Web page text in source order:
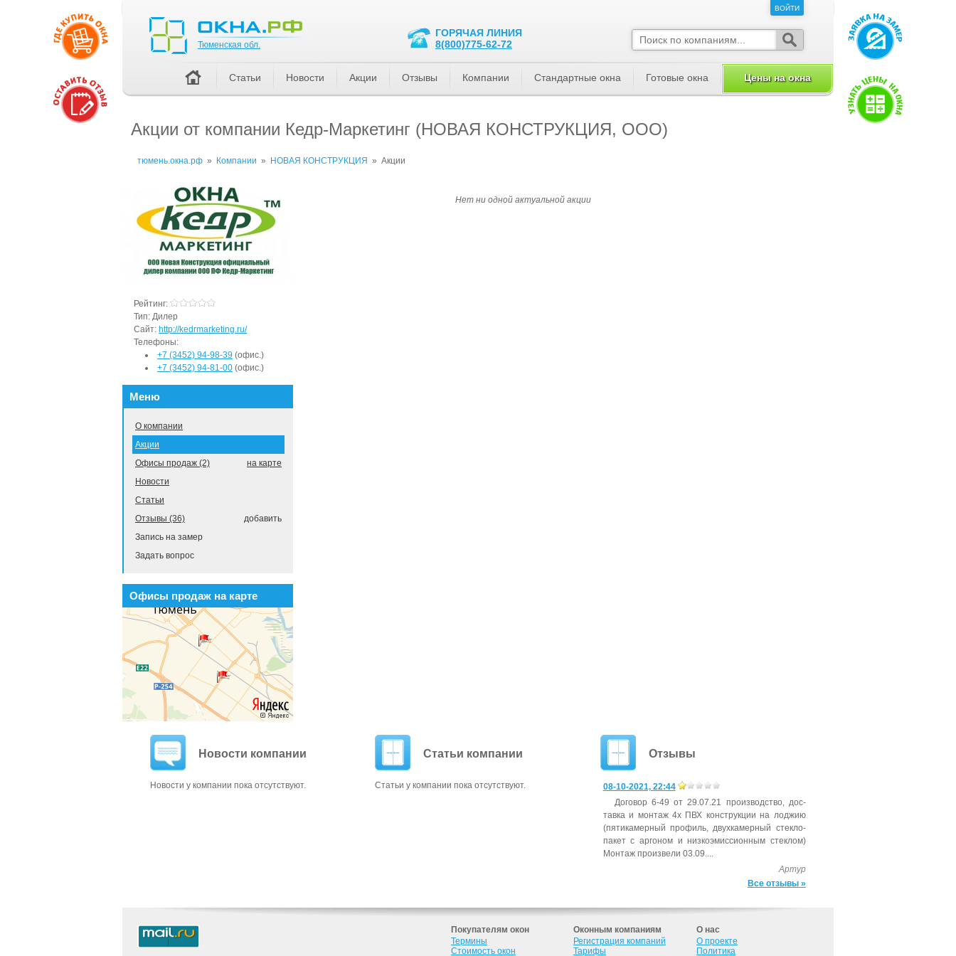
Акции от компании Кедр-Маркетинг (НОВАЯ КОНСТРУКЦИЯ, ООО)
тюмень.окна.рф » Компании » НОВАЯ КОНСТРУКЦИЯ » Акции
Нет ни одной актуальной акции
Рейтинг:
Тип: Дилер
Сайт: http://kedrmarketing.ru/
Телефоны:
+7 (3452) 94-98-39 (офис.)
+7 (3452) 94-81-00 (офис.)
Меню
О компании
Акции
на карте
Офисы продаж (2)
Новости
Статьи
добавить
Отзывы (36)
Запись на замер
Задать вопрос
Офисы продаж на карте
Новости компании
Новости у компании пока отсутствуют.
Статьи компании
Статьи у компании пока отсутствуют.
Отзывы
08-10-2021, 22:44
До­говор 6-49 от 29.07.21 про­из­водс­тво, дос­
тавка и мон­таж 4х ПВХ конс­трук­ции на лод­жию
(пя­тика­мер­ный про­филь, двух­ка­мер­ный стек­ло­
пакет с ар­го­ном и низ­ко­эмис­си­он­ным стек­лом)
Мон­таж про­из­ве­ли 03.09....
Артур
Все отзывы »
ВОЙТИ
Тюменская обл.
ГОРЯЧАЯ ЛИНИЯ
8(800)775-62-72
Статьи Новости Акции Отзывы Компании Стандартные окна Готовые окна Цены на окна
ВОЙТИ
Покупателям окон Оконным компаниям
О нас
Термины
Стоимость окон
Регистрация компаний
Тарифы
О проекте
Политика